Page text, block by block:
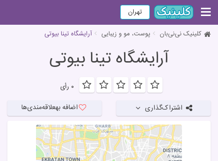
تهران
کلینیک نی‌نی‌بان پوست، مو و زیبایی آرایشگاه تینا بیوتی
آرایشگاه تینا بیوتی
۰ رأی
اشتراک‌گذاری اضافه بهعلاقه‌مندی‌ها